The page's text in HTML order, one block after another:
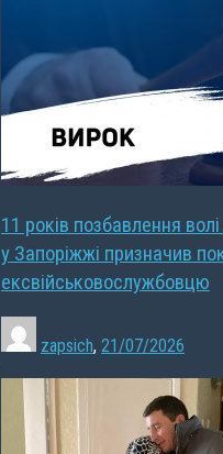
11 років позбавлення
у Запоріжжі призначив
ексвійськовослужбовцю
zapsich, 21/07/2026